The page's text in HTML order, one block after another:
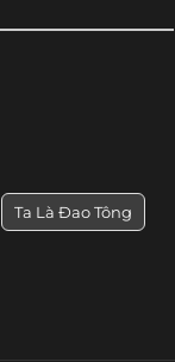
Ta Là Đao Tông